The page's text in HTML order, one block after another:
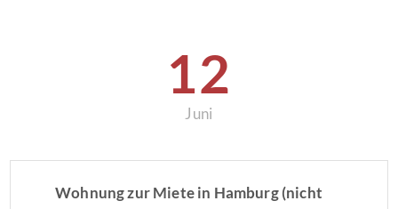
12
Juni
Wohnung zur Miete in Hamburg (nicht